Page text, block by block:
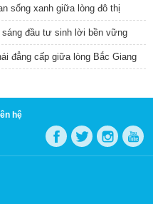
sống xanh giữa lòng đô thị
đầu tư sinh lời bền vững
đẳng cấp giữa lòng Bắc Giang
hệ